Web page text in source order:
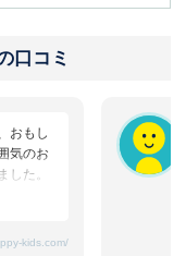
口コミ
おもし
気のお
した。
ことも
す。kids.com/